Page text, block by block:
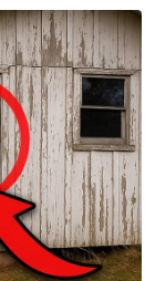
Klik di sini!